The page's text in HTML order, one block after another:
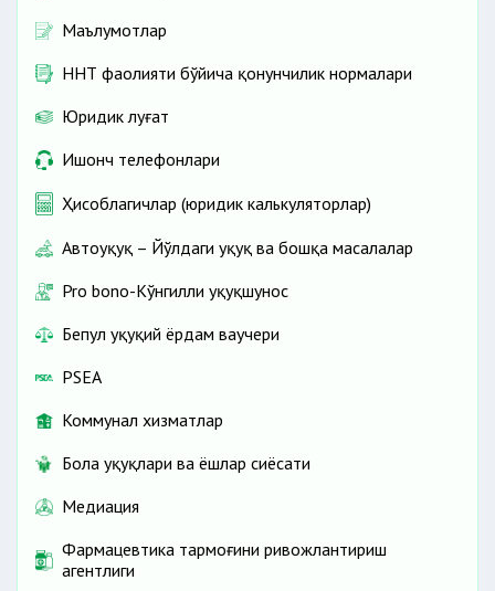
Маълумотлар
ННТ фаолияти бўйича қонунчилик нормалари
Юридик луғат
Ишонч телефонлари
Ҳисоблагичлар (юридик калькуляторлар)
Автоҳуқуқ – Йўлдаги ҳуқуқ ва бошқа масалалар
Pro bono-Кўнгилли ҳуқуқшунос
Бепул ҳуқуқий ёрдам ваучери
PSEA
Коммунал хизматлар
Бола ҳуқуқлари ва ёшлар сиёсати
Медиация
Фармацевтика тармоғини ривожлантириш
агентлиги